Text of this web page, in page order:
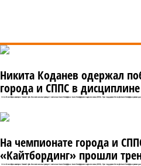
Никита Коданев одержал
города и СППС в
С 4 по 14 сентября в акватории Невской губы Финского залива проходит чемпионат Санкт-Петербурга и Санкт-Петербургского парусного союза (СППС). При поддержке Яхт-клуба Санкт-Петербурга в
На чемпионате города и
«Кайтбординг» прошли
С 4 по 14 сентября в акватории Невской губы Финского залива проходит чемпионат Санкт-Петербурга и Санкт-Петербургского парусного союза (СППС). При поддержке Яхт-клуба Санкт-Петербурга в